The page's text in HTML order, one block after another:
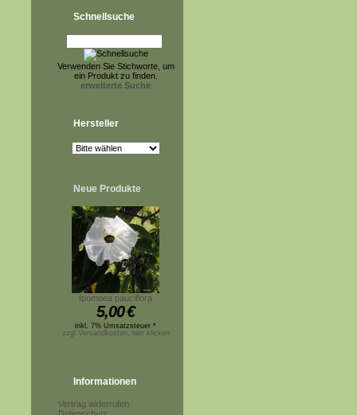
Schnellsuche
Verwenden Sie Stichworte, um
ein Produkt zu finden.
erweiterte Suche
Hersteller
Neue Produkte
Ipomoea pauciflora
5,00€
inkl. 7% Umsatzsteuer *
zzgl.Versandkosten, hier klicken
Informationen
Vertrag widerrufen